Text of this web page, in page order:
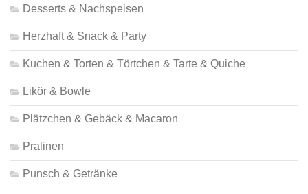
Desserts & Nachspeisen
Herzhaft & Snack & Party
Kuchen & Torten & Törtchen & Tarte & Quiche
Likör & Bowle
Plätzchen & Gebäck & Macaron
Pralinen
Punsch & Getränke